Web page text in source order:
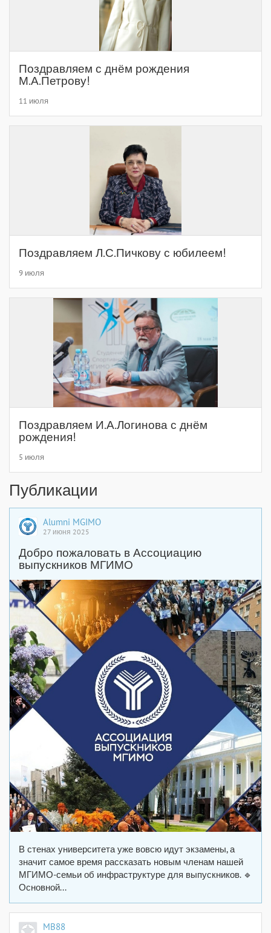
Поздравляем с днём рождения
М.А.Петрову!
11 июля
Поздравляем Л.С.Пичкову с юбилеем!
9 июля
Поздравляем И.А.Логинова с днём
рождения!
5 июля
Публикации
Alumni MGIMO
27 июня 2025
Добро пожаловать в Ассоциацию
выпускников МГИМО
В стенах университета уже вовсю идут экзамены, а
значит самое время рассказать новым членам нашей
МГИМО-семьи об инфраструктуре для выпускников. 🔹
Основной...
MB88